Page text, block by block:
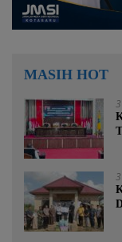
MASIH HOT